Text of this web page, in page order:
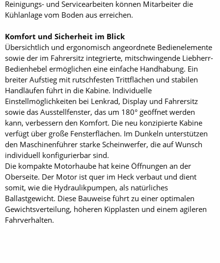
Reinigungs- und Servicearbeiten können Mitarbeiter die
Kühlanlage vom Boden aus ­erreichen.
Komfort und ­Sicherheit im Blick
Übersichtlich und ergonomisch angeordnete Bedienelemente
­sowie der im Fahrersitz integrierte, mitschwingende Liebherr-
Bedienhebel ermöglichen eine einfache Handhabung. Ein
breiter Aufstieg mit rutschfesten Trittflächen und stabilen
Handläufen führt in die Kabine. Individuelle
Einstellmöglichkeiten bei Lenkrad, Display und Fahrersitz
sowie das Ausstellfenster, das um 180° geöffnet werden
kann, verbessern den Komfort. Die neu konzipierte Kabine
verfügt über große Fensterflächen. Im Dunkeln unterstützen
den Maschinenführer starke Scheinwerfer, die auf Wunsch
individuell konfigurierbar sind.
Die kompakte Motorhaube hat keine Öffnungen an der
Oberseite. Der Motor ist quer im Heck verbaut und dient
somit, wie die Hydraulikpumpen, als natürliches
Ballastgewicht. Diese Bauweise führt zu einer optimalen
Gewichtsverteilung, höheren Kipplasten und einem agileren
Fahrverhalten.